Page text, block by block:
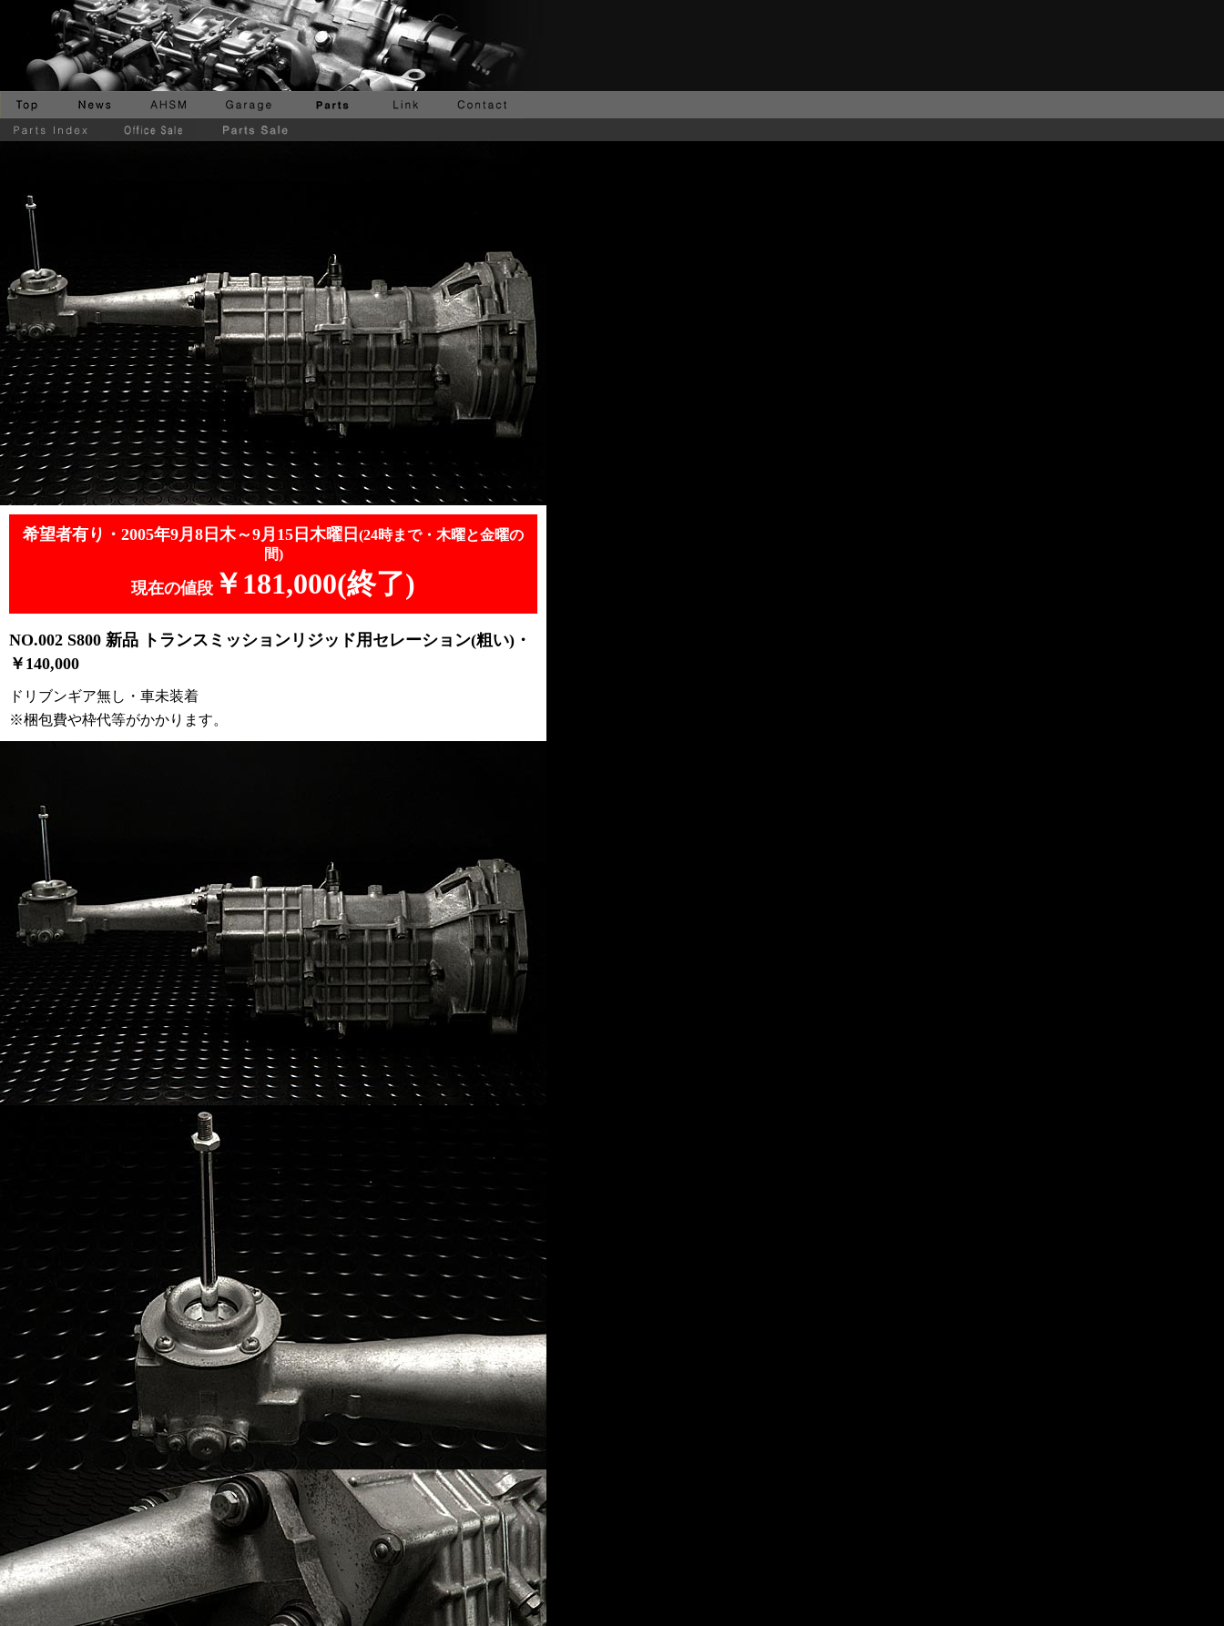
希望者有り・2005年9月8日木～9月15日木曜日 (24時まで・木曜と金曜の
間)
現在の値段 ￥181,000(終了)
NO.002 S800 新品 トランスミッションリジッド用セレーション(粗い)・
￥140,000
ドリブンギア無し・車未装着
※梱包費や枠代等がかかります。